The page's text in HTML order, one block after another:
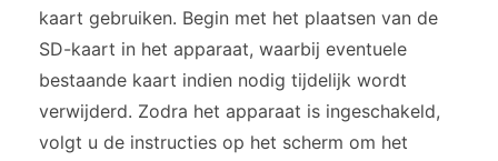
kaart gebruiken. Begin met het plaatsen van de
SD-kaart in het apparaat, waarbij eventuele
bestaande kaart indien nodig tijdelijk wordt
verwijderd. Zodra het apparaat is ingeschakeld,
volgt u de instructies op het scherm om het